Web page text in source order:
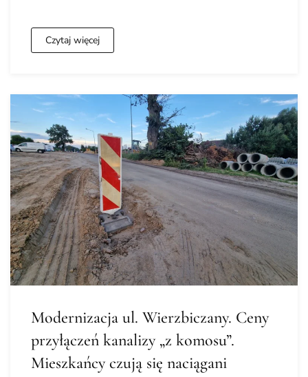
Czytaj więcej
Modernizacja ul. Wierzbiczany. Ceny
przyłączeń kanalizy „z komosu”.
Mieszkańcy czują się naciągani